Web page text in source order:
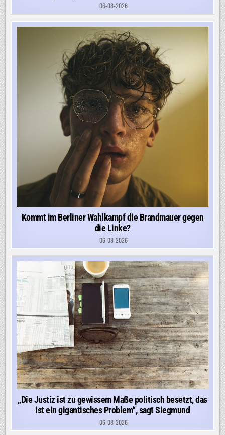
06-08-2026
Kommt im Berliner Wahlkampf die Brandmauer gegen
die Linke?
06-08-2026
„Die Justiz ist zu gewissem Maße politisch besetzt, das
ist ein gigantisches Problem“, sagt Siegmund
06-08-2026